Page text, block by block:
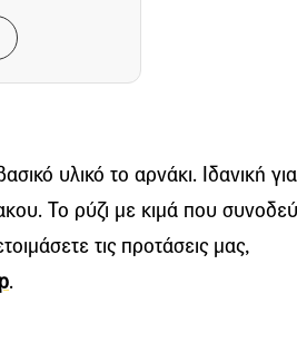
υλικό το αρνάκι. Ιδανική για
Το ρύζι με κιμά που
τις προτάσεις μας,
.